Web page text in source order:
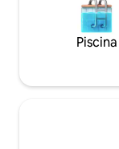
Piscina